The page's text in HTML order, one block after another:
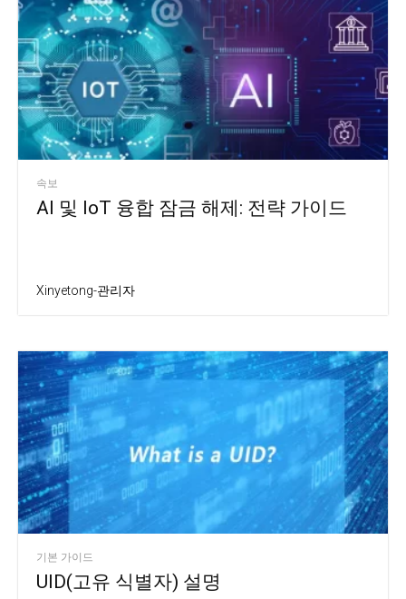
속보
AI 및 IoT 융합 잠금 해제: 전략 가이드
Xinyetong-관리자
기본 가이드
UID(고유 식별자) 설명